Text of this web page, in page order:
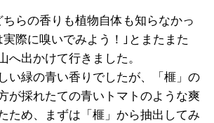
らの香りも植物自体も知らなかっ
際に嗅いでみよう！｣とまたまた
へ出かけて行きました。
い緑の青い香りでしたが、「榧」の
が採れたての青いトマトのような爽
ため、まずは「榧」から抽出してみ